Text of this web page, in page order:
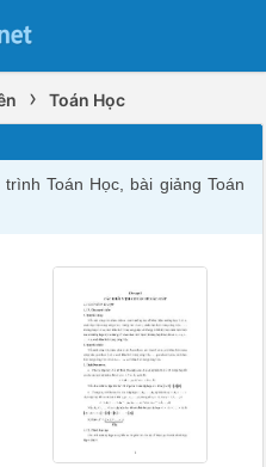
› Toán Học
Toán Học, bài giảng Toán